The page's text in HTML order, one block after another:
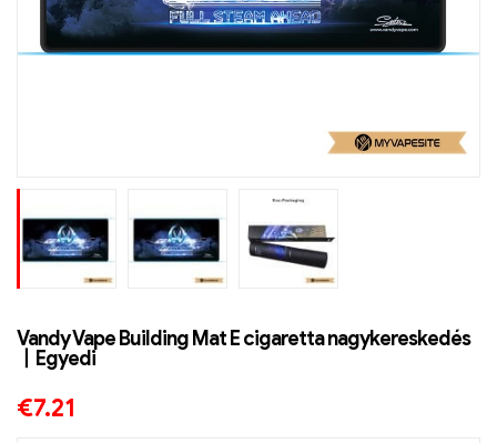
Vandy Vape Building Mat E cigaretta nagykereskedés
丨Egyedi
€7.21